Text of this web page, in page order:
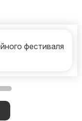
фестиваля